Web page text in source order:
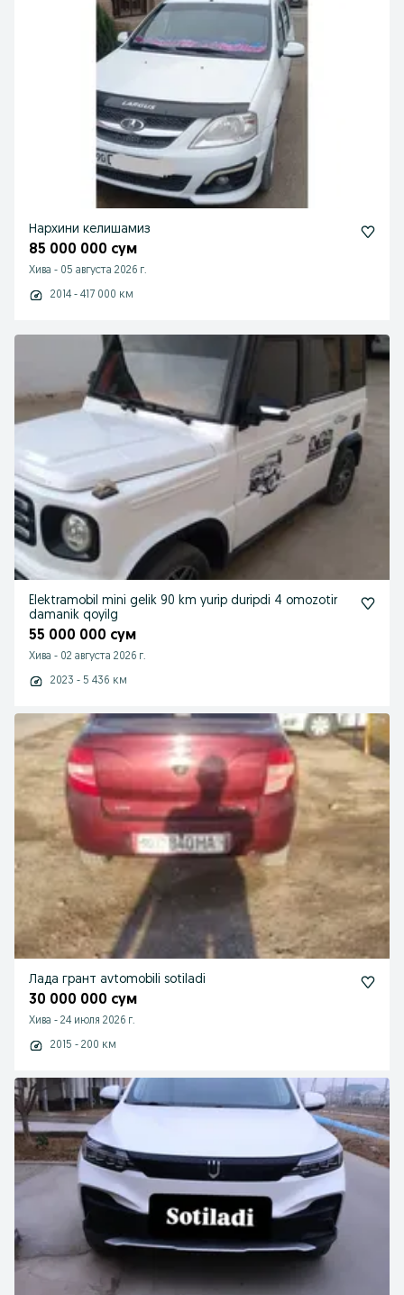
Нархини келишамиз
85 000 000 сум
Хива - 05 августа 2026 г.
2014 - 417 000 км
Elektramobil mini gelik 90 km yurip duripdi 4 omozotir
damanik qoyilg
55 000 000 сум
Хива - 02 августа 2026 г.
2023 - 5 436 км
Лада грант avtomobili sotiladi
30 000 000 сум
Хива - 24 июля 2026 г.
2015 - 200 км